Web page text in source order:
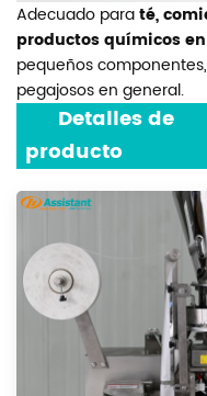
Adecuado paraté,
productos químicos
pequeños
pegajosos en general.
Detalles de
producto